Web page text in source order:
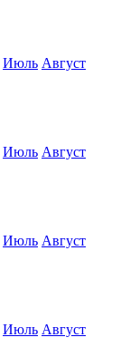
Июль Август
Июль Август
Июль Август
Июль Август